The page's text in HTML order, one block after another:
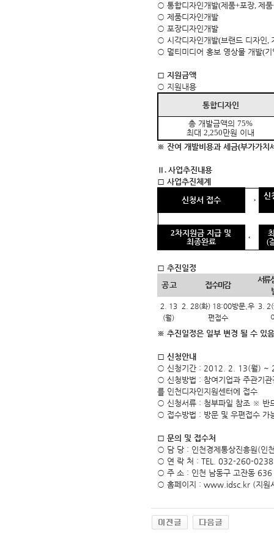
○ 통합디자인개발(제품+포장, 제품
○ 제품디자인개발
○ 포장디자인개발
○ 시각디자인개발(브랜드 디자인,
○ 멀티미디어 홍보 영상물 개발(기
□ 지원금액
○ 지원내용
통합디자인
총 개발금액의 75%
최대 2,250만원 이내
※ 잔여 개발비용과 세금(부가가치
Ⅱ . 사업추진내용
□ 사업추진체계
신청서 접수
→ 신
2차지원금 지급 및
최종완료
←
(
□ 추진일정
공 고
접수마감
서류
2. 13
(월)
2. 28(화) 18:00방문,우
편접수
3.
※ 추진일정은 일부 변경 될 수 있
□ 신청안내
○ 신청기간 : 2012. 2. 13(월) ~
○ 신청방법 : 참여기업과 주관기
를 인천디자인지원센터에 접수
○ 신청서류 : 첨부파일 참조 ※ 반
○ 접수방법 : 방문 및 우편접수 가
□ 문의 및 접수처
○ 담 당 : 인천경제통상진흥원(인
○ 연 락 처 : TEL. 032-260-
○ 주 소 : 인천 남동구 고잔동 636
○ 홈페이지 : www.idsc.kr (지원